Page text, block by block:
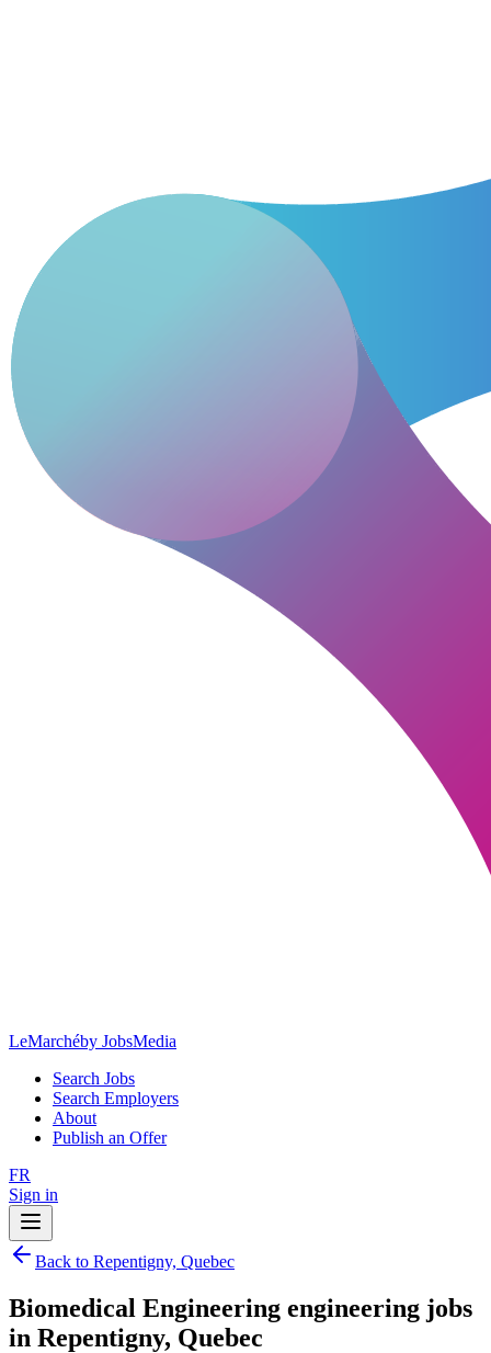
LeMarchéby JobsMedia
Search Jobs
Search Employers
About
Publish an Offer
FR
Sign in
Back to Repentigny, Quebec
Biomedical Engineering engineering jobs
in Repentigny, Quebec